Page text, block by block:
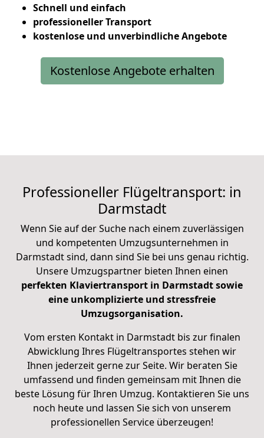
Schnell und einfach
professioneller Transport
kostenlose und unverbindliche Angebote
Kostenlose Angebote erhalten
Professioneller Flügeltransport: in
Darmstadt
Wenn Sie auf der Suche nach einem zuverlässigen
und kompetenten Umzugsunternehmen in
Darmstadt sind, dann sind Sie bei uns genau richtig.
Unsere Umzugspartner bieten Ihnen einen
perfekten Klaviertransport in Darmstadt sowie
eine unkomplizierte und stressfreie
Umzugsorganisation.
Vom ersten Kontakt in Darmstadt bis zur finalen
Abwicklung Ihres Flügeltransportes stehen wir
Ihnen jederzeit gerne zur Seite. Wir beraten Sie
umfassend und finden gemeinsam mit Ihnen die
beste Lösung für Ihren Umzug. Kontaktieren Sie uns
noch heute und lassen Sie sich von unserem
professionellen Service überzeugen!